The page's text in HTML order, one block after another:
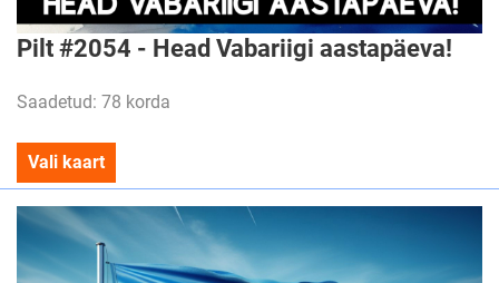
Pilt #2054 - Head Vabariigi aastapäeva!
Saadetud: 78 korda
Vali kaart